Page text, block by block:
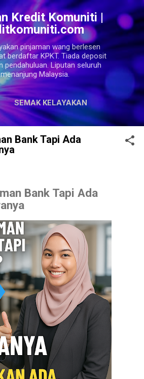
ke kandungan utama
Kredit Komuniti |
pinjaman wang berlesen
berdaftar KPKT. Tiada deposit
pendahuluan. Liputan seluruh
Malaysia.
SEMAK KELAYAKAN
SITEMAPS
Bank Tapi Ada
Bank Tapi Ada